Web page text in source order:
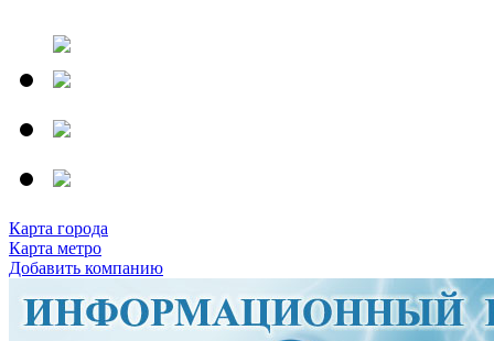
Карта города
Карта метро
Добавить компанию